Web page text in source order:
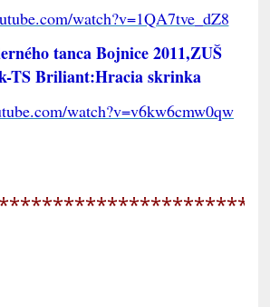
watch?v=1QA7tve_dZ8
tanca Bojnice 2011,ZUŠ
TS Briliant:Hracia skrinka
watch?v=v6kw6cmw0qw